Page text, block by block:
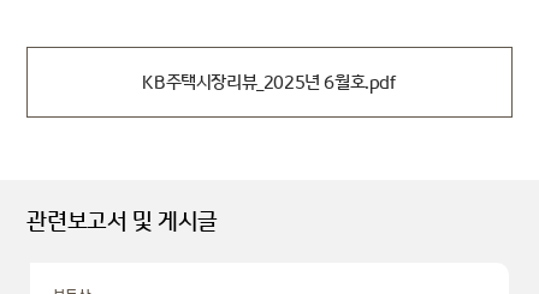
KB주택시장리뷰_2025년 6월호.pdf
관련보고서 및 게시글